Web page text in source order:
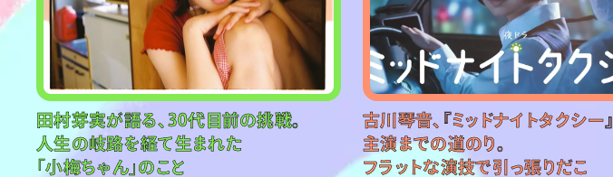
田村芽実が語る、30代目前の挑戦。
人生の岐路を経て生まれた
「小梅ちゃん」のこと
古川琴音、『ミッドナイトタクシー』
主演までの道のり。
フラットな演技で引っ張りだこ